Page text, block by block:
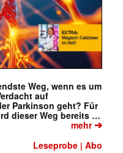
Weg, wenn es um
auf
Parkinson geht? Für
dieser Weg bereits …
mehr➔
Leseprobe |Abo